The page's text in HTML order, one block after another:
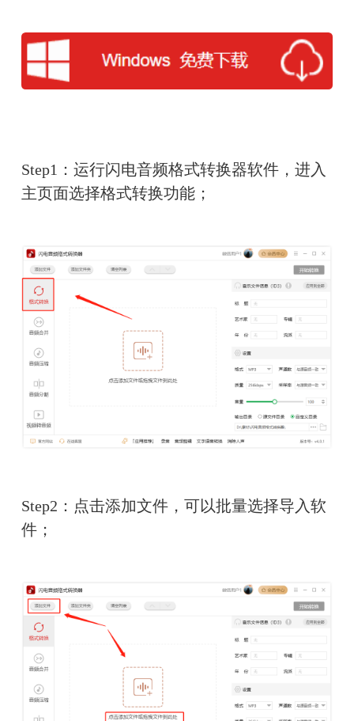
Step1：运行闪电音频格式转换器软件，进入
主页面选择格式转换功能；
Step2：点击添加文件，可以批量选择导入软
件；